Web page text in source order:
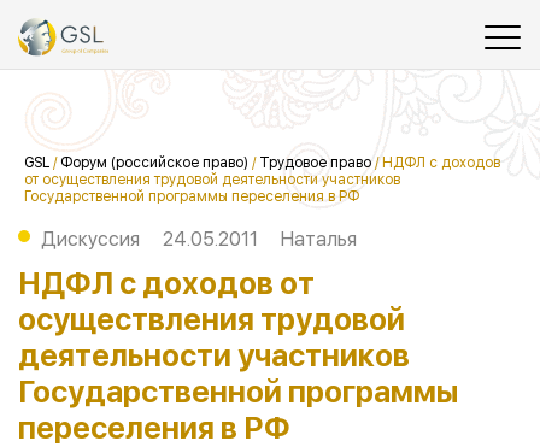
GSL / Форум (российское право) / Трудовое право / НДФЛ с доходов
от осуществления трудовой деятельности участников
Государственной программы переселения в РФ
Дискуссия 24.05.2011 Наталья
НДФЛ с доходов от
осуществления трудовой
деятельности участников
Государственной программы
переселения в РФ